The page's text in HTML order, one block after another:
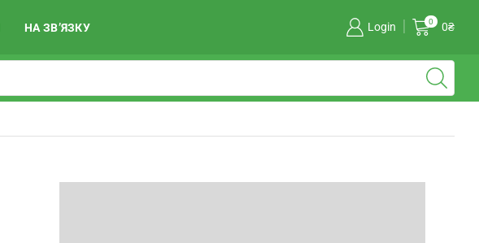
НА ЗВ’ЯЗКУ Login 0 0₴